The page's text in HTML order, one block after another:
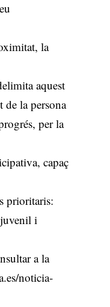
la
aquest
la persona
per la
capaç
prioritaris:
i
a la
noticia-